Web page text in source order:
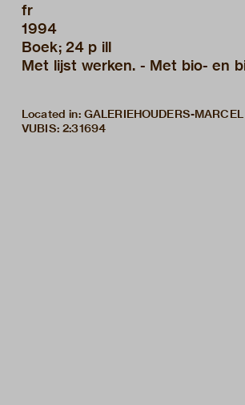
fr
1994
Boek; 24 p ill
Met lijst werken. - Met bio- en
Located in: GALERIEHOUDERS-
VUBIS: 2:31694